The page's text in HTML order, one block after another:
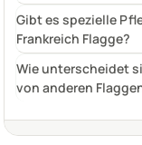
Gibt es spezielle
Frankreich Flagge?
Wie unterscheidet
von anderen